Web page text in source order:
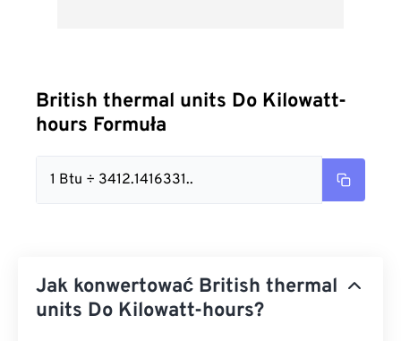
British thermal units Do Kilowatt-
hours Formuła
1 Btu ÷ 3412.1416331..
Jak konwertować British thermal
units Do Kilowatt-hours?